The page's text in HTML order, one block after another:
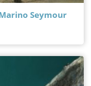
Seymour